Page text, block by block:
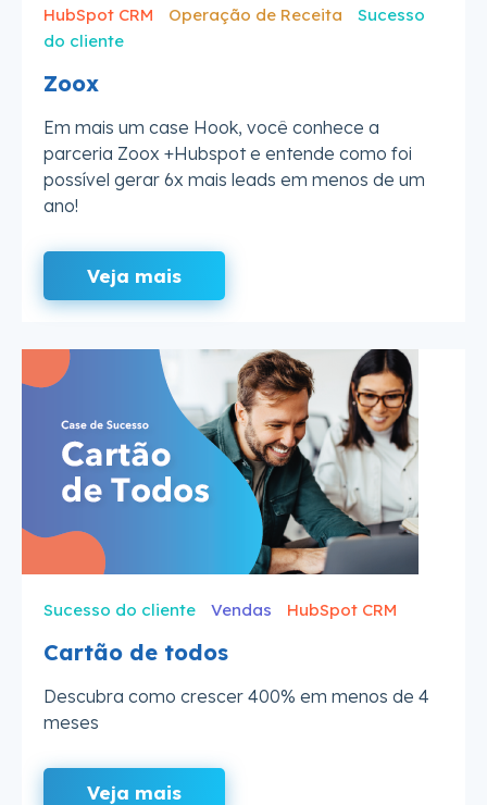
HubSpot CRM Operação de Receita
Sucesso
do cliente
Zoox
Em mais um case Hook, você conhece a
parceria Zoox +Hubspot e entende como foi
possível gerar 6x mais leads em menos de um
ano!
Veja mais
Sucesso do cliente Vendas HubSpot CRM
Cartão de todos
Descubra como crescer 400% em menos de 4
meses
Veja mais